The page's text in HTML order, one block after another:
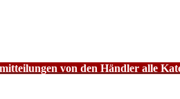
von den Händler alle